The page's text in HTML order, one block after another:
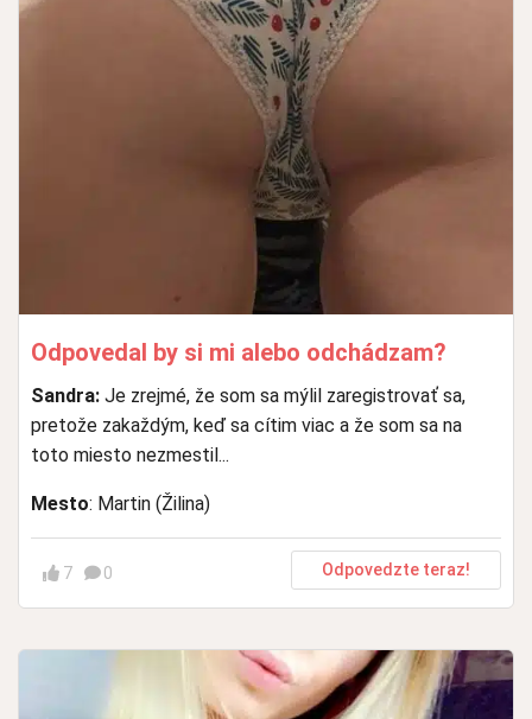
Odpovedal by si mi alebo odchádzam?
Sandra: Je zrejmé, že som sa mýlil zaregistrovať sa,
pretože zakaždým, keď sa cítim viac a že som sa na
toto miesto nezmestil...
Mesto: Martin (Žilina)
7 0 Odpovedzte teraz!